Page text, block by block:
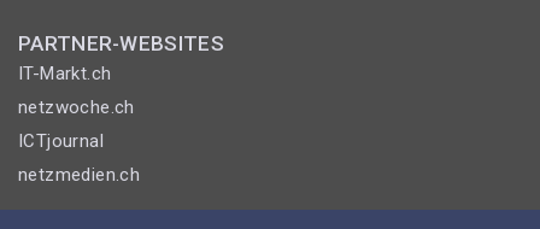
PARTNER-WEBSITES
IT-Markt.ch
netzwoche.ch
ICTjournal
netzmedien.ch